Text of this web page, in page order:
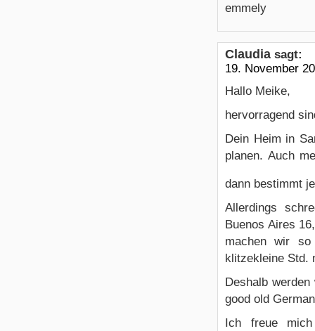
emmely
Claudia sagt:
19. November
Hallo Meike,
hervorragend
Dein Heim in
planen. Auch
dann bestimmt
Allerdings
Buenos Aires
machen wir
klitzekleine Std.
Deshalb
good old
Ich freue